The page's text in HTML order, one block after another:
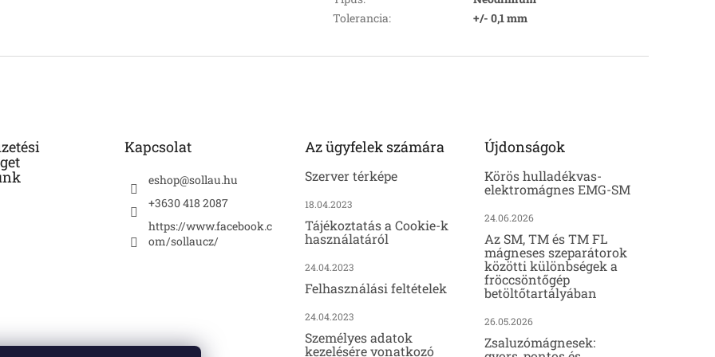
Tolerancia: +/- 0,1 mm
Kapcsolat
eshop@sollau.hu
+3630 418 2087
https://www.facebook.c
om/sollaucz/
Az ügyfelek számára
Szerver térképe
18.04.2023
Tájékoztatás a Cookie-k
használatáról
24.04.2023
Felhasználási feltételek
24.04.2023
Személyes adatok
kezelésére vonatkozó
Újdonságok
Körös hulladékvas-
elektromágnes EMG-SM
24.06.2026
Az SM, TM és TM FL
mágneses szeparátorok
közötti különbségek a
fröccsöntőgép
betöltőtartályában
26.05.2026
Zsaluzómágnesek: